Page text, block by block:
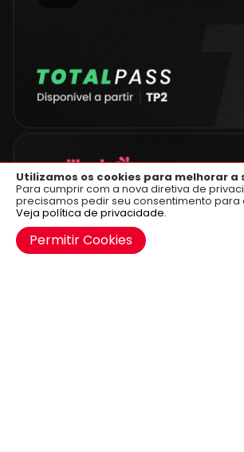
Utilizamos os cookies para melhorar a
Para cumprir com a nova diretiva de
precisamos pedir seu consentimento para
Veja política de privacidade.
Permitir Cookies
Aplicativo OficialFarma
Baixe já o nosso aplicativo
Google Play